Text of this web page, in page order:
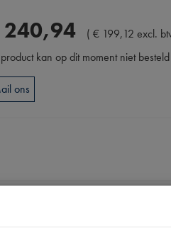
240,94 (€ 199,12 excl.
kan op dit moment niet
ons